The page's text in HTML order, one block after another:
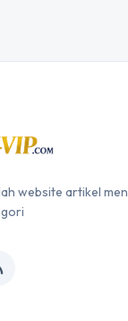
website artikel